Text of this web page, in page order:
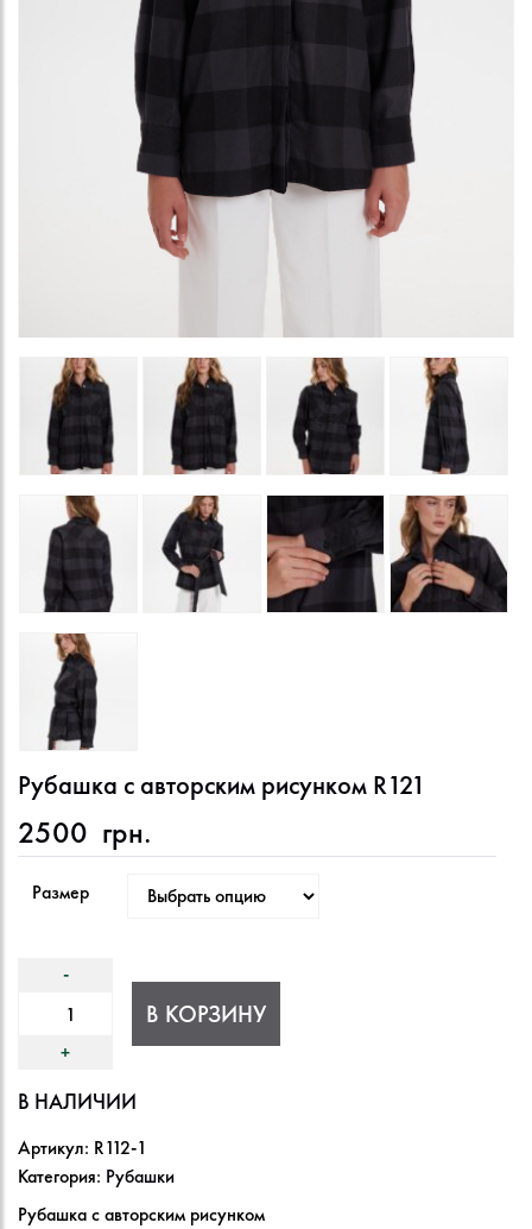
Рубашка с авторским рисунком R121
2500 грн.
Размер
В КОРЗИНУ
В НАЛИЧИИ
Артикул: R112-1
Категория: Рубашки
Рубашка с авторским рисунком